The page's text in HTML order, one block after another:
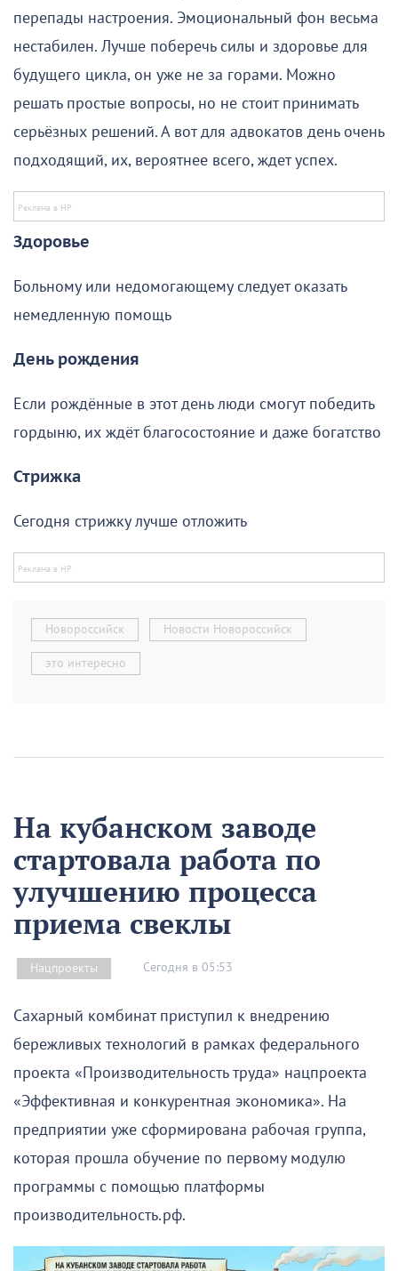
перепады настроения. Эмоциональный фон весьма
нестабилен. Лучше поберечь силы и здоровье для
будущего цикла, он уже не за горами. Можно
решать простые вопросы, но не стоит принимать
серьёзных решений. А вот для адвокатов день очень
подходящий, их, вероятнее всего, ждет успех.
Здоровье
Больному или недомогающему следует оказать
немедленную помощь
День рождения
Если рождённые в этот день люди смогут победить
гордыню, их ждёт благосостояние и даже богатство
Стрижка
Сегодня стрижку лучше отложить
Новороссийск Новости Новороссийск
это интересно
На кубанском заводе
стартовала работа по
улучшению процесса
приема свеклы
Нацпроекты Сегодня в 05:53
Сахарный комбинат приступил к внедрению
бережливых технологий в рамках федерального
проекта «Производительность труда» нацпроекта
«Эффективная и конкурентная экономика». На
предприятии уже сформирована рабочая группа,
которая прошла обучение по первому модулю
программы с помощью платформы
производительность.рф.